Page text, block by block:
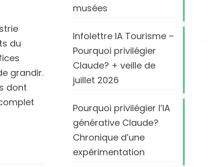
du
grandir.
dont
musées
Infolettre IA Tourisme –
Pourquoi privilégier
Claude? + veille de
juillet 2026
Pourquoi privilégier l’IA
générative Claude?
Chronique d’une
expérimentation